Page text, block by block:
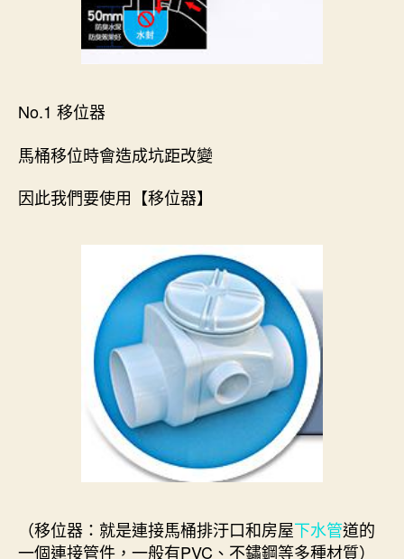
No.1 移位器
馬桶移位時會造成坑距改變
因此我們要使用【移位器】
（移位器：就是連接馬桶排汙口和房屋下水管道的
一個連接管件，一般有PVC、不鏽鋼等多種材質）